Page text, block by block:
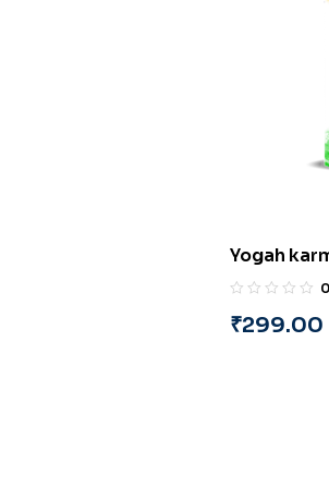
Yogah
(Gujarati)
0
₹299.00